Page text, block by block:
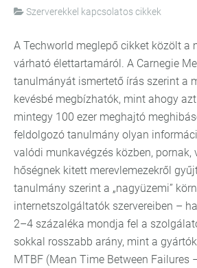
Szerverekkel kapcsolatos cikkek
A Techworld meglepő cikket közölt a
várható élettartamáról. A Carnegie
tanulmányát ismertető írás szerint a
kevésbé megbízhatók, mint ahogy
mintegy 100 ezer meghajtó
feldolgozó tanulmány olyan
valódi munkavégzés közben, pornak,
hőségnek kitett merevlemezekről
tanulmány szerint a „nagyüzemi”
internetszolgáltatók szervereiben –
2–4 százaléka mondja fel a
sokkal rosszabb arány, mint a
MTBF (Mean Time Between Failures